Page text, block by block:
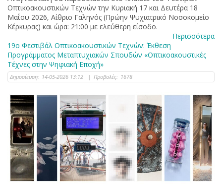
Οπτικοακουστικών Τεχνών την Κυριακή 17 και Δευτέρα 18
Μαΐου 2026, Αίθριο Γαληνός (Πρώην Ψυχιατρικό Νοσοκομείο
Κέρκυρας) και ώρα: 21:00 με ελεύθερη είσοδο.
Περισσότερα
19ο Φεστιβάλ Οπτικοακουστικών Τεχνών: Έκθεση
Προγράμματος Μεταπτυχιακών Σπουδών «Οπτικοακουστικές
Τέχνες στην Ψηφιακή Εποχή»
Δημοσίευση: 14-05-2026 13:12 | Προβολές: 1678